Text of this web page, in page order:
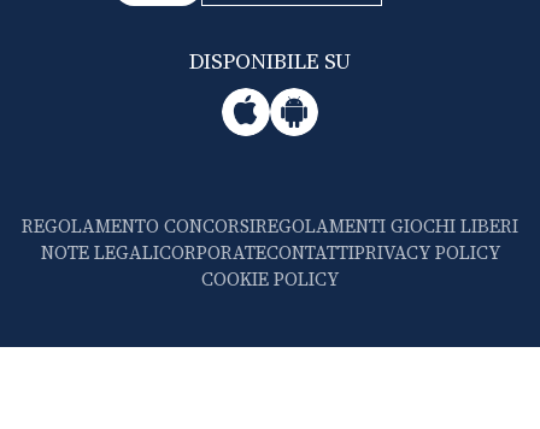
DISPONIBILE SU
REGOLAMENTO CONCORSIREGOLAMENTI GIOCHI LIBERI
NOTE LEGALICORPORATECONTATTIPRIVACY POLICY
COOKIE POLICY